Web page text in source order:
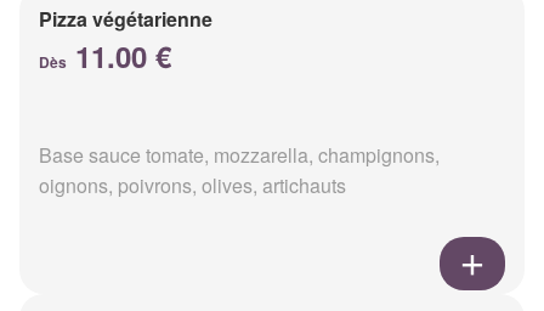
Pizza végétarienne
Dès 11.00 €
Base sauce tomate, mozzarella, champignons,
oignons, poivrons, olives, artichauts